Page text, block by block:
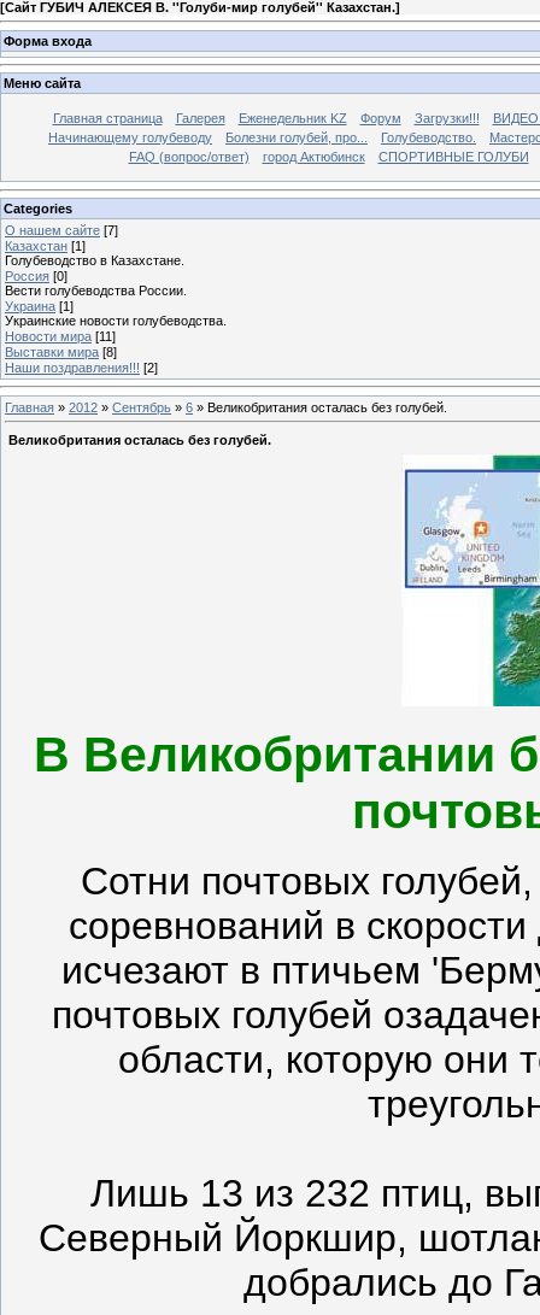
[Сайт ГУБИЧ АЛЕКСЕЯ В. ''Голуби-мир голубей'' Казахстан.]
Форма входа
Меню сайта
Главная страница Галерея Еженедельник KZ Форум Загрузки!!!
Начинающему голубеводу
Болезни голубей, про... Голубеводство.
FAQ (вопрос/ответ)
город Актюбинск СПОРТИВНЫЕ ГОЛУБИ
Categories
О нашем сайте [7]
Казахстан [1]
Голубеводство в Казахстане.
Россия [0]
Вести голубеводства России.
Украина [1]
Украинские новости голубеводства.
Новости мира [11]
Выставки мира [8]
Наши поздравления!!! [2]
Главная » 2012 » Сентябрь » 6 » Великобритания осталась без голубей.
Великобритания осталась без голубей.
В Великобритании
Сотни почтовых
соревнований в
исчезают в птичьем
почтовых голубей
области, которую они
Лишь 13 из 232 птиц,
Северный Йоркшир,
добрались до